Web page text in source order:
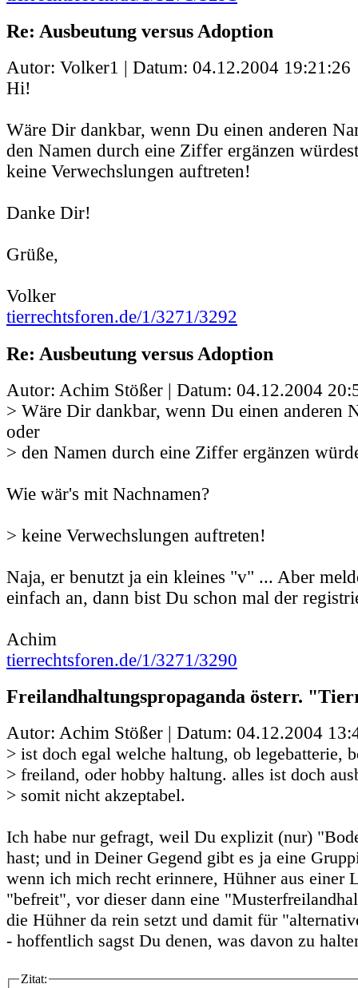
Re: Ausbeutung versus Adoption
Autor: Volker1 | Datum: 04.12.2004 19:21:26
Hi!
Wäre Dir dankbar, wenn Du einen anderen
den Namen durch eine Ziffer ergänzen
keine Verwechslungen auftreten!
Danke Dir!
Grüße,
Volker
tierrechtsforen.de/1/3271/3292
Re: Ausbeutung versus Adoption
Autor: Achim Stößer | Datum: 04.12.2004
> Wäre Dir dankbar, wenn Du einen anderen
oder
> den Namen durch eine Ziffer ergänzen
Wie wär's mit Nachnamen?
> keine Verwechslungen auftreten!
Naja, er benutzt ja ein kleines "v" ... Aber
einfach an, dann bist Du schon mal der
Achim
tierrechtsforen.de/1/3271/3290
Freilandhaltungspropaganda österr.
Autor: Achim Stößer | Datum: 04.12.2004
> ist doch egal welche haltung, ob legebatterie,
> freiland, oder hobby haltung. alles ist doch
> somit nicht akzeptabel.
Ich habe nur gefragt, weil Du explizit (nur)
hast; und in Deiner Gegend gibt es ja eine
wenn ich mich recht erinnere, Hühner aus einer
"befreit", vor dieser dann eine
die Hühner da rein setzt und damit für
- hoffentlich sagst Du denen, was davon zu
Zitat: